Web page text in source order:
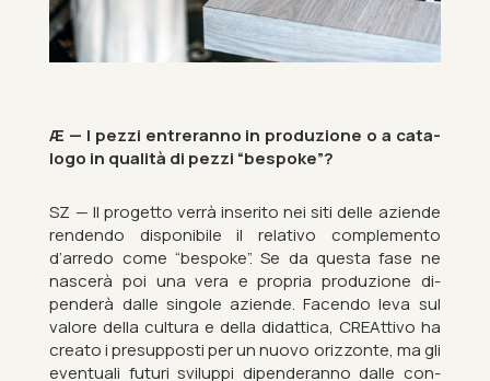
Æ — I pezzi en­treranno in produzione o a cata­
logo in qualità di pezzi “be­spoke”?
SZ — Il pro­getto verrà in­serito nei siti delle aziende
rendendo dispon­ibile il re­lat­ivo com­ple­mento
d’arredo come “be­spoke”. Se da questa fase ne
nas­cerà poi una vera e pro­pria produzione di­
penderà dalle sin­gole aziende. Fa­cendo leva sul
valore della cul­tura e della did­at­tica, CRE­At­tivo ha
cre­ato i pre­sup­posti per un nuovo orizzo­nte, ma gli
even­tu­ali fu­turi svi­luppi di­pend­er­anno dalle con­